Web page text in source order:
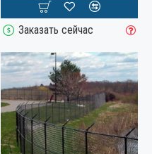
Заказать сейчас